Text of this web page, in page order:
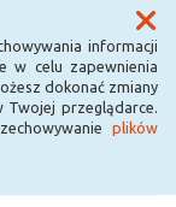
informacji
w celu zapewnienia
dokonać zmiany
Twojej przeglądarce.
plików
Menu